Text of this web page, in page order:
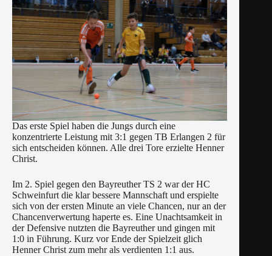
Das erste Spiel haben die Jungs durch eine
konzentrierte Leistung mit 3:1 gegen TB Erlangen 2 für
sich entscheiden können. Alle drei Tore erzielte Henner
Christ.
Im 2. Spiel gegen den Bayreuther TS 2 war der HC
Schweinfurt die klar bessere Mannschaft und erspielte
sich von der ersten Minute an viele Chancen, nur an der
Chancenverwertung haperte es. Eine Unachtsamkeit in
der Defensive nutzten die Bayreuther und gingen mit
1:0 in Führung. Kurz vor Ende der Spielzeit glich
Henner Christ zum mehr als verdienten 1:1 aus.